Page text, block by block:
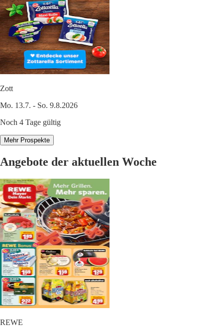
Zott
Mo. 13.7. - So. 9.8.2026
Noch 4 Tage gültig
Mehr Prospekte
Angebote der aktuellen Woche
REWE